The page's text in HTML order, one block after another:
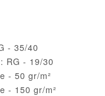
- 35/40
RG - 19/30
- 50 gr/m²
- 150 gr/m²